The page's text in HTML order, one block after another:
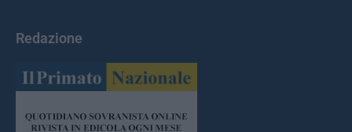
Redazione